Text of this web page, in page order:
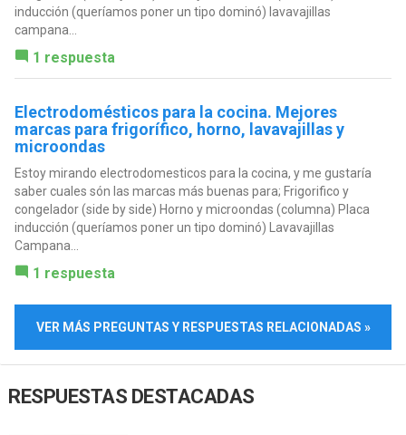
inducción (queríamos poner un tipo dominó) lavavajillas
campana...
1 respuesta
Electrodomésticos para la cocina. Mejores
marcas para frigorífico, horno, lavavajillas y
microondas
Estoy mirando electrodomesticos para la cocina, y me gustaría
saber cuales són las marcas más buenas para; Frigorifico y
congelador (side by side) Horno y microondas (columna) Placa
inducción (queríamos poner un tipo dominó) Lavavajillas
Campana...
1 respuesta
VER MÁS PREGUNTAS Y RESPUESTAS RELACIONADAS »
RESPUESTAS DESTACADAS